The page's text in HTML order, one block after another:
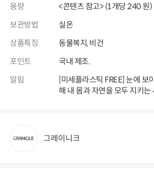
용량
<콘텐츠 참고> (1개당 240 원)
보관방법
실온
상품특징
동물복지, 비건
포인트
국내 제조.
알림
[미세플라스틱 FREE] 눈에 보
해 내 몸과 자연을 모두 지키는
그레이니크